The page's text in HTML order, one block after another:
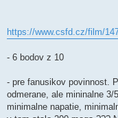
https://www.csfd.cz/film/
- 6 bodov z 10
- pre fanusikov povinnost.
odmerane, ale mininalne
minimalne napatie,